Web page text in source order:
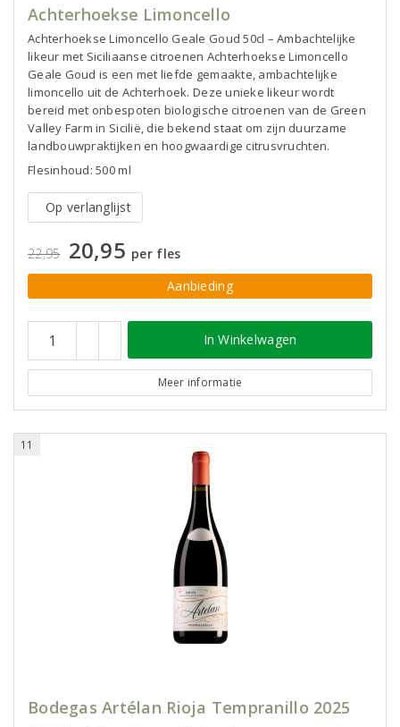
Achterhoekse Limoncello
Achterhoekse Limoncello Geale Goud 50cl – Ambachtelijke
likeur met Siciliaanse citroenen Achterhoekse Limoncello
Geale Goud is een met liefde gemaakte, ambachtelijke
limoncello uit de Achterhoek. Deze unieke likeur wordt
bereid met onbespoten biologische citroenen van de Green
Valley Farm in Sicilië, die bekend staat om zijn duurzame
landbouwpraktijken en hoogwaardige citrusvruchten.
Flesinhoud: 500 ml
Op verlanglijst
22,95 20,95 per fles
Aanbieding
In Winkelwagen
Meer informatie
11
Bodegas Artélan Rioja Tempranillo 2025